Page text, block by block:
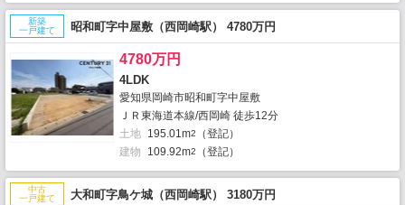
新築
一戸建て
昭和町字中屋敷（西岡崎駅） 4780万円
4780万円
4LDK
愛知県岡崎市昭和町字中屋敷
ＪＲ東海道本線/西岡崎 徒歩12分
土地 195.01m2
（登記）
建物
109.92m2 （登記）
中古
一戸建て
大和町字鳥ケ城（西岡崎駅） 3180万円